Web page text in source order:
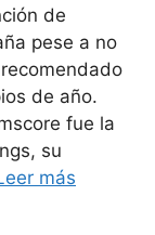
de
pese a no
de año.
fue la
su
más